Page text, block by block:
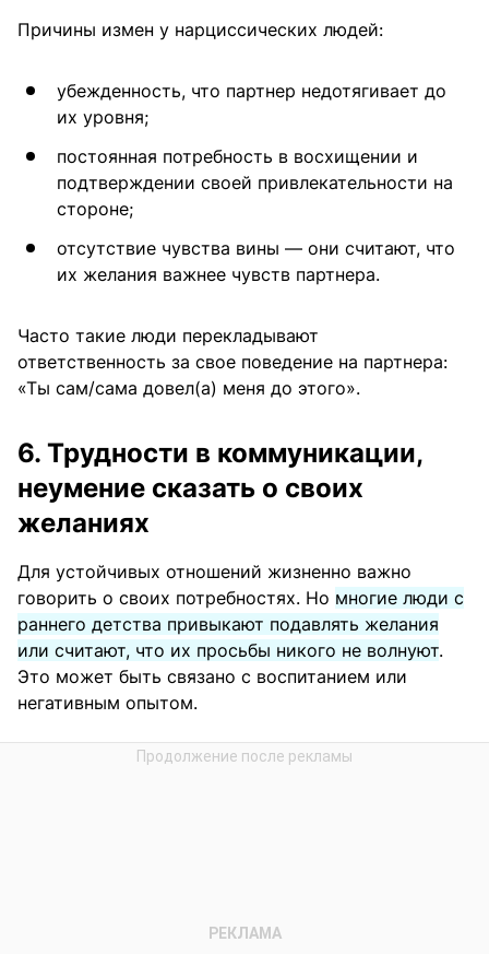
Причины измен у нарциссических людей:
убежденность, что партнер недотягивает до
их уровня;
постоянная потребность в восхищении и
подтверждении своей привлекательности на
стороне;
отсутствие чувства вины — они считают, что
их желания важнее чувств партнера.
Часто такие люди перекладывают
ответственность за свое поведение на партнера:
«Ты сам/сама довел(а) меня до этого».
6. Трудности в коммуникации,
неумение сказать о своих
желаниях
Для устойчивых отношений жизненно важно
говорить о своих потребностях. Но многие люди с
раннего детства привыкают подавлять желания
или считают, что их просьбы никого не волнуют.
Это может быть связано с воспитанием или
негативным опытом.